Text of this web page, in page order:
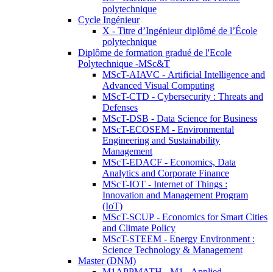
polytechnique
Cycle Ingénieur
X - Titre d’Ingénieur diplômé de l’École
polytechnique
Diplôme de formation gradué de l'Ecole
Polytechnique -MSc&T
MScT-AIAVC - Artificial Intelligence and
Advanced Visual Computing
MScT-CTD - Cybersecurity : Threats and
Defenses
MScT-DSB - Data Science for Business
MScT-ECOSEM - Environmental
Engineering and Sustainability
Management
MScT-EDACF - Economics, Data
Analytics and Corporate Finance
MScT-IOT - Internet of Things :
Innovation and Management Program
(IoT)
MScT-SCUP - Economics for Smart Cities
and Climate Policy
MScT-STEEM - Energy Environment :
Science Technology & Management
Master (DNM)